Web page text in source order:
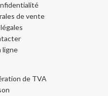
de vente
ligne
de TVA